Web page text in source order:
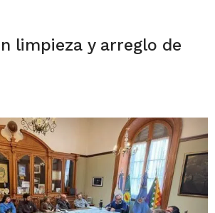
limpieza y arreglo de